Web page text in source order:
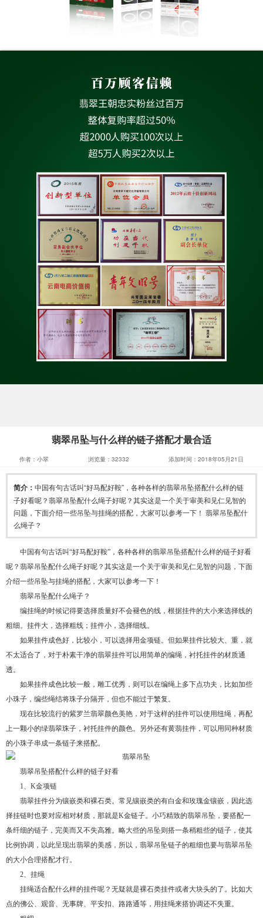
翡翠吊坠与什么样的链子搭配才最合适
作者：小翠 浏览量：32332 添加时间：2018年05月21日
简介： 中国有句古话叫“好马配好鞍”，各种各样的翡翠吊坠搭配什么样的链
子好看呢？翡翠吊坠配什么绳子好呢？其实这是一个关于审美和见仁见智的
问题，下面介绍一些吊坠与挂绳的搭配，大家可以参考一下！ 翡翠吊坠配什
么绳子？
中国有句古话叫“好马配好鞍”，各种各样的翡翠吊坠搭配什么样的链子好看
呢？翡翠吊坠配什么绳子好呢？其实这是一个关于审美和见仁见智的问题，下面
介绍一些吊坠与挂绳的搭配，大家可以参考一下！
翡翠吊坠配什么绳子？
编挂绳的时候记得要选择质量好不会褪色的线，根据挂件的大小来选择线的
粗细。挂件大，选择粗线；挂件小，选择细线。
如果挂件成色好，比较小，可以选择用金项链。但如果挂件比较大、重，就
不太适合了，对于朴素干净的翡翠挂件可以用简单的编绳，衬托挂件的材质通
透。
如果挂件成色比较一般，雕工优秀，则可以在编绳上多下点功夫，比如加些
小珠子，编些绳结将珠子分隔开，但也不能过于繁复。
现在比较流行的紫罗兰翡翠颜色美艳，对于这样的挂件可以使用纽绳，再配
上一颗小的绿翡翠珠子，衬托挂件的颜色。另外还有黄翡挂件，可以用同种材质
的小珠子串成一条链子来搭配。
翡翠吊坠搭配什么样的链子好看
1、K金项链
翡翠挂件分为镶嵌类和裸石类。常见镶嵌类的有白金和玫瑰金镶嵌，因此选
择挂链时也要对应相对材质，那就是K金链子。小巧精致的翡翠吊坠，要搭配一
条纤细的链子，完美而又不失高雅。略大些的吊坠则搭一条稍粗些的链子，使其
比例协调，以此呈现出翡翠的美感，所以，翡翠吊坠链子的粗细也要与翡翠吊坠
的大小合理搭配才行。
2、挂绳
挂绳适合配什么样的挂件呢？无疑就是裸石类挂件或者大块头的了。比如大
点的佛公、观音、无事牌、平安扣、路路通等，用挂绳来搭协调还不失重。